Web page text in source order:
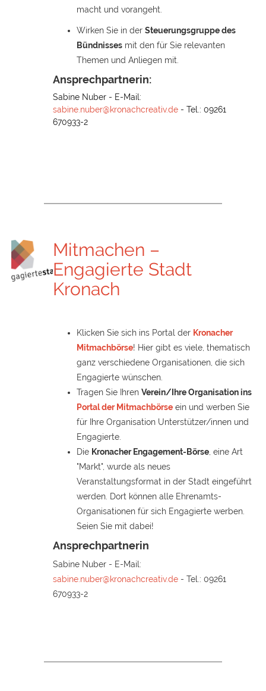
macht und vorangeht.
Wirken Sie in der Steuerungsgruppe des
Bündnissesmit den für Sie relevanten
Themen und Anliegen mit.
Ansprechpartnerin:
Sabine Nuber - E-Mail:
sabine.nuber@kronachcreativ.de- Tel.: 09261
670933-2
Mitmachen –
Engagierte Stadt
Kronach
Klicken Sie sich ins Portal der Kronacher
Mitmachbörse! Hier gibt es viele, thematisch
ganz verschiedene Organisationen, die sich
Engagierte wünschen.
Tragen Sie Ihren Verein/Ihre Organisation ins
Portal der Mitmachbörseein und werben Sie
für Ihre Organisation Unterstützer/innen und
Engagierte.
Die Kronacher Engagement-Börse, eine Art
"Markt", wurde als neues
Veranstaltungsformat in der Stadt eingeführt
werden. Dort können alle Ehrenamts-
Organisationen für sich Engagierte werben.
Seien Sie mit dabei!
Ansprechpartnerin
Sabine Nuber - E-Mail:
sabine.nuber@kronachcreativ.de- Tel.: 09261
670933-2